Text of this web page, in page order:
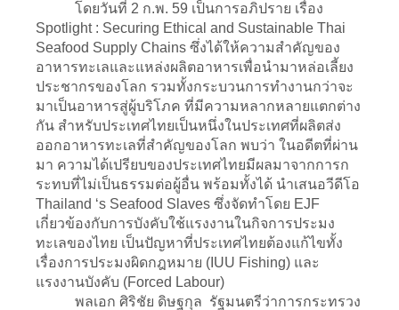
โดยวันที่ 2 ก.พ. 59 เป็นการอภิปราย เรื่อง
Spotlight : Securing Ethical and Sustainable Thai
Seafood Supply Chains ซึ่งได้ให้ความสำคัญของ
อาหารทะเลและแหล่งผลิตอาหารเพื่อนำมาหล่อเลี้ยง
ประชากรของโลก รวมทั้งกระบวนการทำงานกว่าจะ
มาเป็นอาหารสู่ผู้บริโภค ที่มีความหลากหลายแตกต่าง
กัน สำหรับประเทศไทยเป็นหนึ่งในประเทศที่ผลิตส่ง
ออกอาหารทะเลที่สำคัญของโลก พบว่า ในอดีตที่ผ่าน
มา ความได้เปรียบของประเทศไทยมีผลมาจากการก
ระทบที่ไม่เป็นธรรมต่อผู้อื่น พร้อมทั้งได้ นำเสนอวีดีโอ
Thailand ‘s Seafood Slaves ซึ่งจัดทำโดย EJF
เกี่ยวข้องกับการบังคับใช้แรงงานในกิจการประมง
ทะเลของไทย เป็นปัญหาที่ประเทศไทยต้องแก้ไขทั้ง
เรื่องการประมงผิดกฎหมาย (IUU Fishing) และ
แรงงานบังคับ (Forced Labour)
พลเอก ศิริชัย ดิษฐกุล รัฐมนตรีว่าการกระทรวง